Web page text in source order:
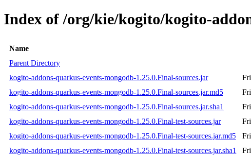
Index of /org/kie/kogito/kogito-
Name
Parent Directory
kogito-addons-quarkus-events-mongodb-1.25.0.Final-sources.jar
kogito-addons-quarkus-events-mongodb-1.25.0.Final-sources.jar.md5
kogito-addons-quarkus-events-mongodb-1.25.0.Final-sources.jar.sha1
kogito-addons-quarkus-events-mongodb-1.25.0.Final-test-sources.jar
kogito-addons-quarkus-events-mongodb-1.25.0.Final-test-sources.jar.md5
kogito-addons-quarkus-events-mongodb-1.25.0.Final-test-sources.jar.sha1